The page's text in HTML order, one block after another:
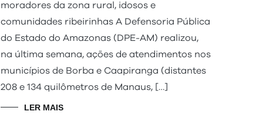
moradores da zona rural, idosos e
comunidades ribeirinhas A Defensoria Pública
do Estado do Amazonas (DPE-AM) realizou,
na última semana, ações de atendimentos nos
municípios de Borba e Caapiranga (distantes
208 e 134 quilômetros de Manaus, […]
LER MAIS